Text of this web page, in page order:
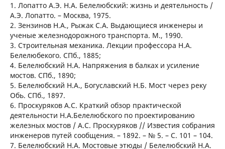
1. Лопатто А.Э. Н.А. Белелюбский: жизнь и деятельность /
А.Э. Лопатто. – Москва, 1975.
2. Зензинов Н.А., Рыжак С.А. Выдающиеся инженеры и
ученые железнодорожного транспорта. М., 1990.
3. Строительная механика. Лекции профессора Н.А.
Белелюбекого. СПб., 1885;
4. Белелюбский Н.А. Напряжения в балках и усиление
мостов. СПб., 1890;
5. Белелюбский Н.А., Богуславский Н.Б. Мост через реку
Обь. СПб., 1897.
6. Проскуряков А.С. Краткий обзор практической
деятельности Н.А.Белелюбского по проектированию
железных мостов / А.С. Проскуряков // Известия собрания
инженеров путей сообщения. – 1892. – № 5. – С. 101 – 104.
7. Белелюбский Н.А. Мостовые этюды / Белелюбский Н.А.